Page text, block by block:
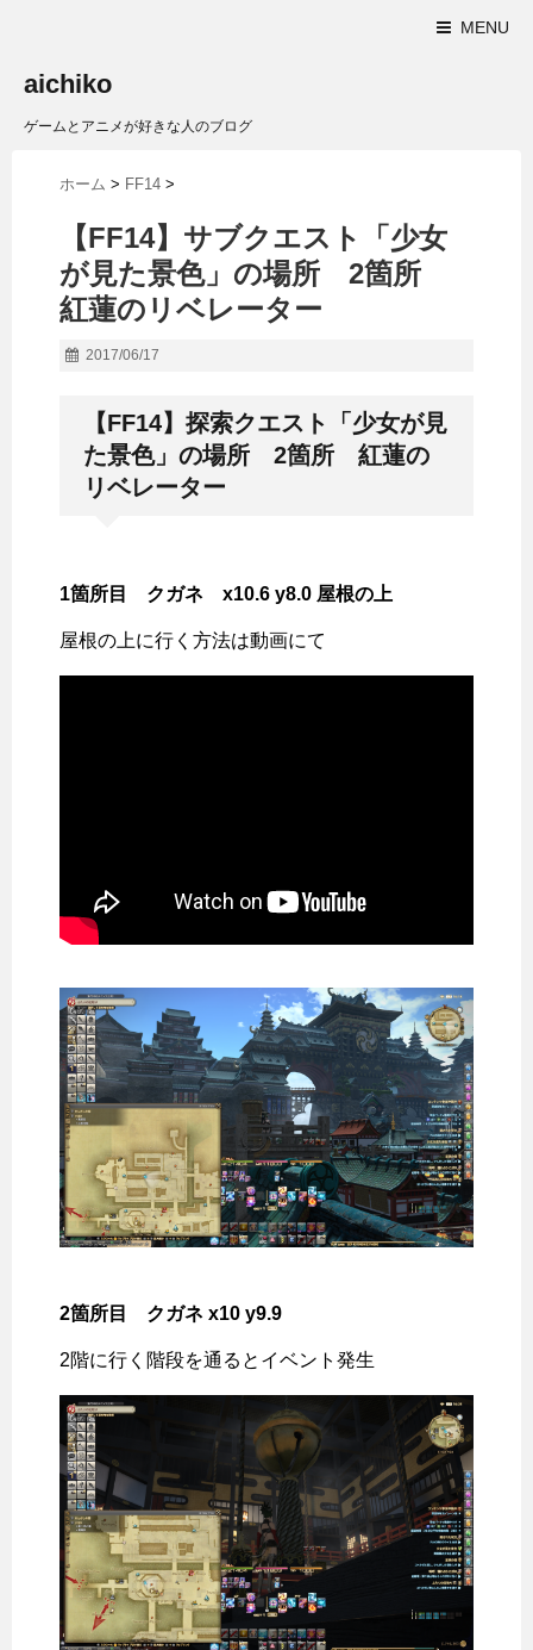
MENU
aichiko
ゲームとアニメが好きな人のブログ
ホーム > FF14 >
【FF14】サブクエスト「少女
が見た景色」の場所 2箇所
紅蓮のリベレーター
2017/06/17
【FF14】探索クエスト「少女が見
た景色」の場所 2箇所 紅蓮の
リベレーター
1箇所目 クガネ x10.6 y8.0 屋根の上
屋根の上に行く方法は動画にて
2箇所目 クガネ x10 y9.9
2階に行く階段を通るとイベント発生